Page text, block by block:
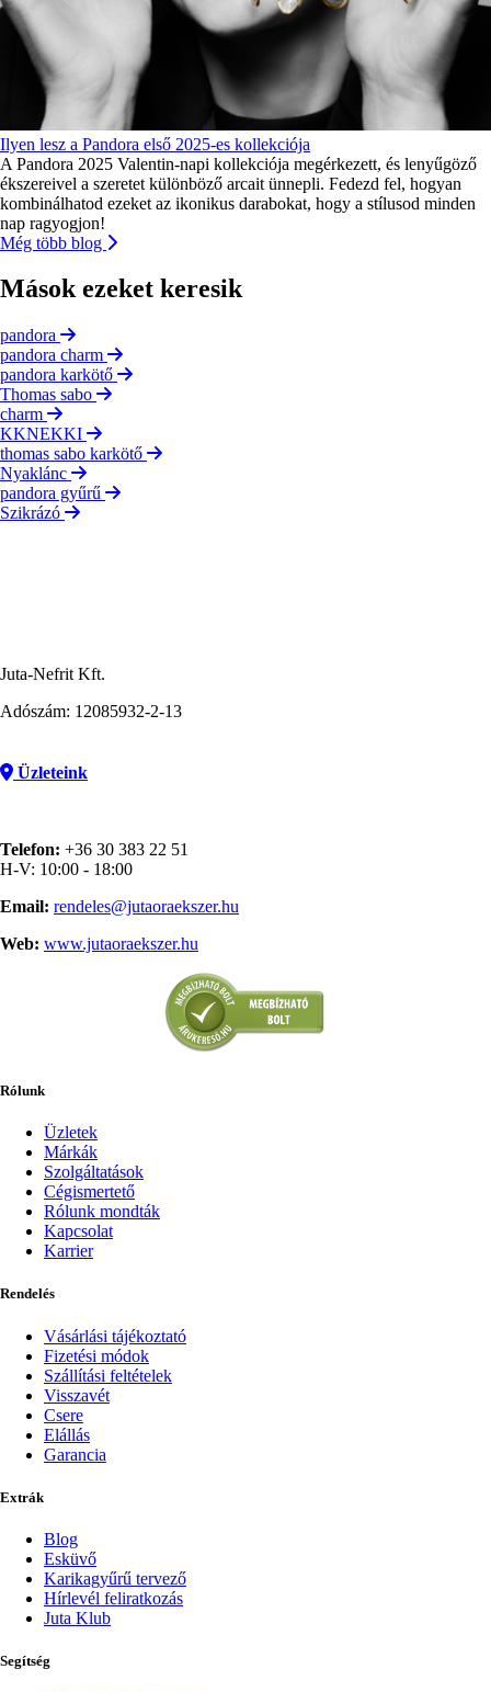
Ilyen lesz a Pandora első 2025-es kollekciója
A Pandora 2025 Valentin-napi kollekciója megérkezett, és lenyűgöző
ékszereivel a szeretet különböző arcait ünnepli. Fedezd fel, hogyan
kombinálhatod ezeket az ikonikus darabokat, hogy a stílusod minden
nap ragyogjon!
Még több blog
Mások ezeket keresik
pandora
pandora charm
pandora karkötő
Thomas sabo
charm
KKNEKKI
thomas sabo karkötő
Nyaklánc
pandora gyűrű
Szikrázó
Juta-Nefrit Kft.
Adószám: 12085932-2-13
Üzleteink
Telefon: +36 30 383 22 51
H-V: 10:00 - 18:00
Email: rendeles@jutaoraekszer.hu
Web: www.jutaoraekszer.hu
Rólunk
Üzletek
Márkák
Szolgáltatások
Cégismertető
Rólunk mondták
Kapcsolat
Karrier
Rendelés
Vásárlási tájékoztató
Fizetési módok
Szállítási feltételek
Visszavét
Csere
Elállás
Garancia
Extrák
Blog
Esküvő
Karikagyűrű tervező
Hírlevél feliratkozás
Juta Klub
Segítség